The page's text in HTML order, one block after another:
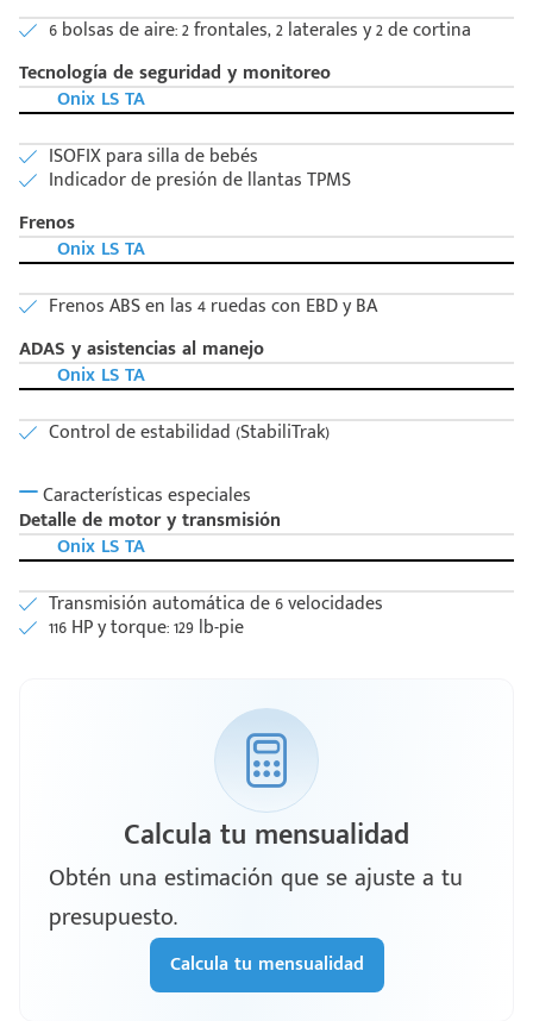
6 bolsas de aire: 2 frontales, 2 laterales y 2 de cortina
Tecnología de seguridad y monitoreo
Onix LS TA
ISOFIX para silla de bebés
Indicador de presión de llantas TPMS
Frenos
Onix LS TA
Frenos ABS en las 4 ruedas con EBD y BA
ADAS y asistencias al manejo
Onix LS TA
Control de estabilidad (StabiliTrak)
Características especiales
Detalle de motor y transmisión
Onix LS TA
Transmisión automática de 6 velocidades
116 HP y torque: 129 lb-pie
Calcula tu mensualidad
Obtén una estimación que se ajuste a tu
presupuesto.
Calcula tu mensualidad